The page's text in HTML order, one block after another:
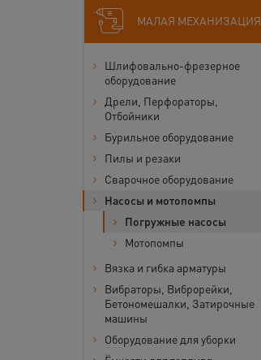
МАЛАЯ МЕХАНИЗАЦИЯ
Шлифовально-фрезерное
оборудование
Дрели, Перфораторы,
Отбойники
Бурильное оборудование
Пилы и резаки
Сварочное оборудование
Насосы и мотопомпы
Погружные насосы
Мотопомпы
Вязка и гибка арматуры
Вибраторы, Виброрейки,
Бетономешалки, Затирочные
машины
Оборудование для уборки